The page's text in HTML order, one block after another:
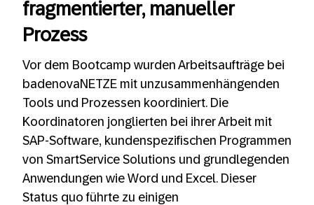
fragmentierter, manueller
Prozess
Vor dem Bootcamp wurden Arbeitsaufträge bei
badenovaNETZE mit unzusammenhängenden
Tools und Prozessen koordiniert. Die
Koordinatoren jonglierten bei ihrer Arbeit mit
SAP-Software, kundenspezifischen Programmen
von SmartService Solutions und grundlegenden
Anwendungen wie Word und Excel. Dieser
Status quo führte zu einigen